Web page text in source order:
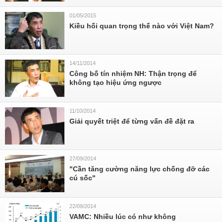
01/05/2015
Kiều hối quan trọng thế nào với Việt Nam?
14/11/2014
Công bố tín nhiệm NH: Thận trọng để
không tạo hiệu ứng ngược
11/10/2014
Giải quyết triệt để từng vấn đề đặt ra
27/09/2014
"Cần tăng cường năng lực chống đỡ các
cú sốc"
22/09/2014
VAMC: Nhiều lúc có như không